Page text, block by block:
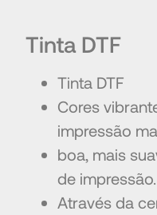
Tinta DTF
Tinta DTF
Cores
impressão
boa, mais
de impressão.
Através da